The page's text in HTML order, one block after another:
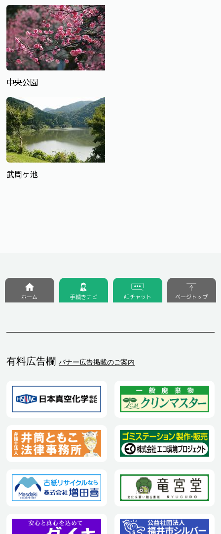
中央公園
武周ヶ池
有料広告欄 バナー広告掲載のご案内
ホーム 手続きナビ AIチャット ページトップ